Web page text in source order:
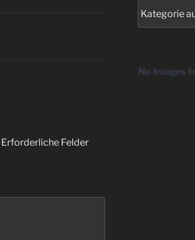
Erforderliche Felder
No Images